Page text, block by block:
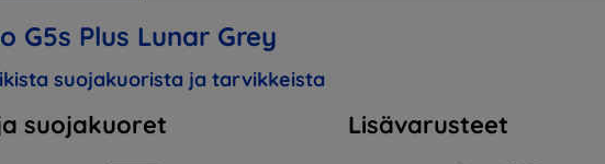
G5s Plus Lunar Grey
suojakuorista ja tarvikkeista
suojakuoret Lisävarusteet